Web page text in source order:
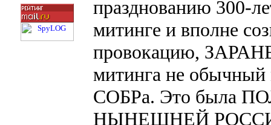
празднованию 300-
митинге и вполне
провокацию,
митинга не обычный
СОБРа. Это была
НЫНЕШНЕЙ